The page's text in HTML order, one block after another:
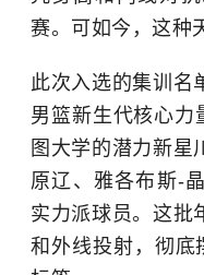
赛。可如今，这种
此次入选的集训名
男篮新生代核心力
图大学的潜力新星
原辽、雅各布斯-
实力派球员。这批
和外线投射，彻底